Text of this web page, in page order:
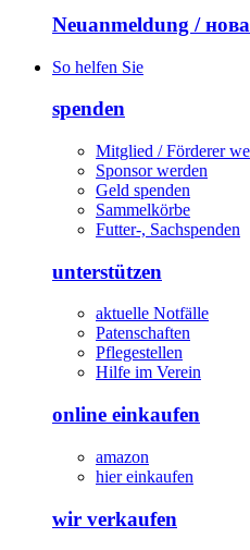
Neuanmeldung / нова
So helfen Sie
spenden
Mitglied / Förderer
Sponsor werden
Geld spenden
Sammelkörbe
Futter-, Sachspenden
unterstützen
aktuelle Notfälle
Patenschaften
Pflegestellen
Hilfe im Verein
online einkaufen
amazon
hier einkaufen
wir verkaufen